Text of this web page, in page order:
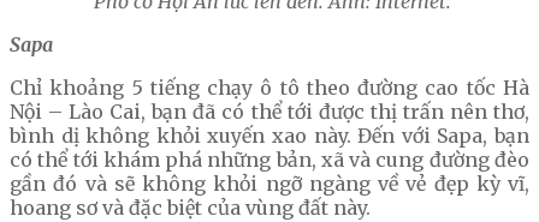
Sapa
Chỉ khoảng 5 tiếng chạy ô tô theo đường cao tốc Hà
Nội – Lào Cai, bạn đã có thể tới được thị trấn nên thơ,
bình dị không khỏi xuyến xao này. Đến với Sapa, bạn
có thể tới khám phá những bản, xã và cung đường đèo
gần đó và sẽ không khỏi ngỡ ngàng về vẻ đẹp kỳ vĩ,
hoang sơ và đặc biệt của vùng đất này.